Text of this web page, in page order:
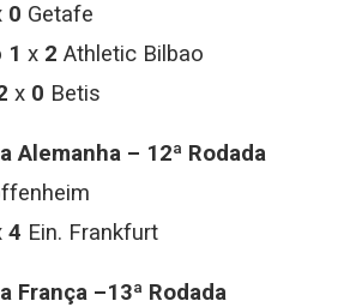
0 Getafe
1 x 2 Athletic Bilbao
x 0 Betis
Alemanha – 12ª Rodada
4 Ein. Frankfurt
França –13ª Rodada